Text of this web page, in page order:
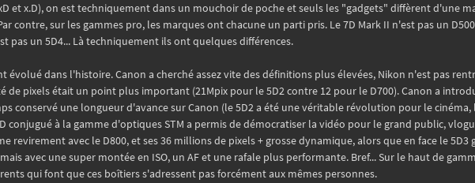
et x.D), on est techniquement dans un mouchoir de poche et seuls les "gadgets" diffèrent d'une
contre, sur les gammes pro, les marques ont chacune un parti pris. Le 7D Mark II n'est pas un
pas un 5D4... Là techniquement ils ont quelques différences.
évolué dans l'histoire. Canon a cherché assez vite des définitions plus élevées, Nikon n'est pas
de pixels était un point plus important (21Mpix pour le 5D2 contre 12 pour le D700). Canon a
conservé une longueur d'avance sur Canon (le 5D2 a été une véritable révolution pour le cinéma,
conjugué à la gamme d'optiques STM a permis de démocratiser la vidéo pour le grand public,
revirement avec le D800, et ses 36 millions de pixels + grosse dynamique, alors que en face le 5D3
avec une super montée en ISO, un AF et une rafale plus performante. Bref... Sur le haut de
qui font que ces boîtiers s'adressent pas forcément aux mêmes personnes.